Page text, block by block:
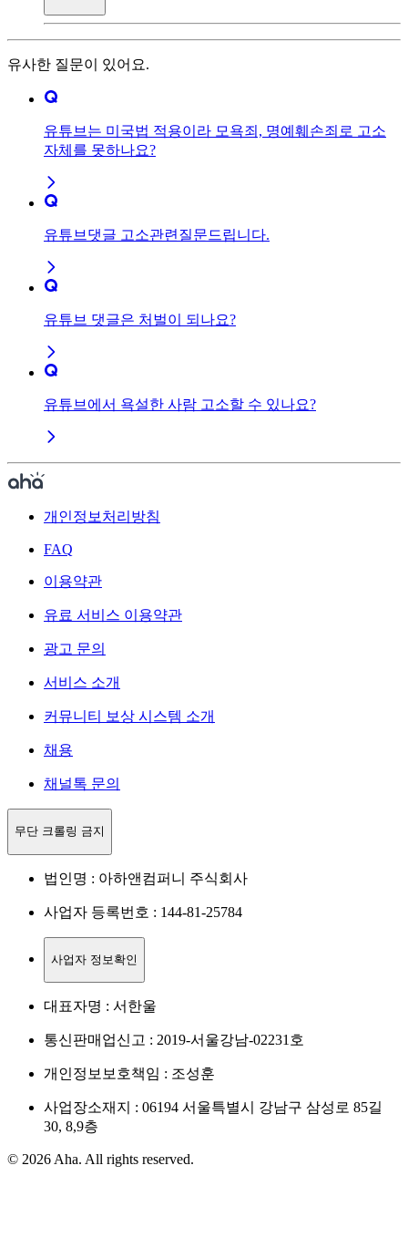
유사한 질문이 있어요.
유튜브는 미국법 적용이라 모욕죄, 명예훼손죄로 고소
자체를 못하나요?
유튜브댓글 고소관련질문드립니다.
유튜브 댓글은 처벌이 되나요?
유튜브에서 욕설한 사람 고소할 수 있나요?
개인정보처리방침
FAQ
이용약관
유료 서비스 이용약관
광고 문의
서비스 소개
커뮤니티 보상 시스템 소개
채용
채널톡 문의
무단 크롤링 금지
법인명 : 아하앤컴퍼니 주식회사
사업자 등록번호 : 144-81-25784
사업자 정보확인
대표자명 : 서한울
통신판매업신고 : 2019-서울강남-02231호
개인정보보호책임 : 조성훈
사업장소재지 : 06194 서울특별시 강남구 삼성로 85길
30, 8,9층
© 2026 Aha. All rights reserved.